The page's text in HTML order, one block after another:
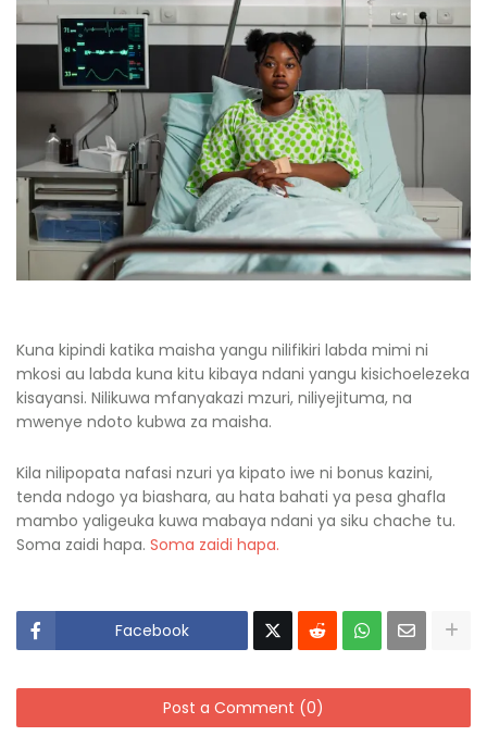
Kuna kipindi katika maisha yangu nilifikiri labda mimi ni
mkosi au labda kuna kitu kibaya ndani yangu kisichoelezeka
kisayansi. Nilikuwa mfanyakazi mzuri, niliyejituma, na
mwenye ndoto kubwa za maisha.
Kila nilipopata nafasi nzuri ya kipato iwe ni bonus kazini,
tenda ndogo ya biashara, au hata bahati ya pesa ghafla
mambo yaligeuka kuwa mabaya ndani ya siku chache tu.
Soma zaidi hapa. Soma zaidi hapa.
Facebook
Post a Comment (0)